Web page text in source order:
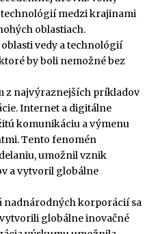
medzi krajinami
oblastiach.
vedy a technológií
by boli nemožné bez
z najvýraznejších príkladov
Internet a digitálne
komunikáciu a výmenu
Tento fenomén
umožnil vznik
a vytvoril globálne
nadnárodných korporácií sa
globálne inovačné